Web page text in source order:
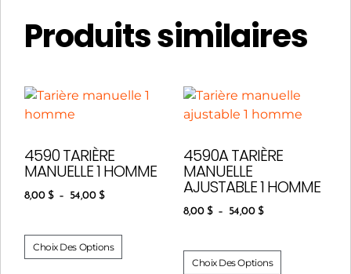
Produits similaires
4590 TARIÈRE
MANUELLE 1 HOMME
8,00 $ – 54,00 $
Choix Des Options
4590A TARIÈRE
MANUELLE
AJUSTABLE 1 HOMME
8,00 $ – 54,00 $
Choix Des Options